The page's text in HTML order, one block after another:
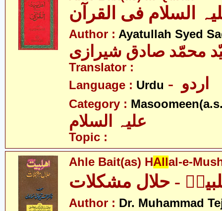
Author : Ayatullah Syed
محمّد صادق شیرازی
Translator :
Language : Urdu
Category :
Topic :
Ahle Bait(as) HAllal-e-
- حلال مشکلات
Author : Dr. Muhammad